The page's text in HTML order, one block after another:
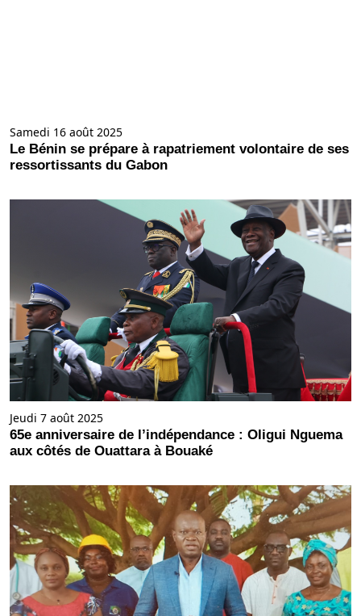
Samedi 16 août 2025
Le Bénin se prépare à rapatriement volontaire de ses
ressortissants du Gabon
Jeudi 7 août 2025
65e anniversaire de l’indépendance : Oligui Nguema
aux côtés de Ouattara à Bouaké